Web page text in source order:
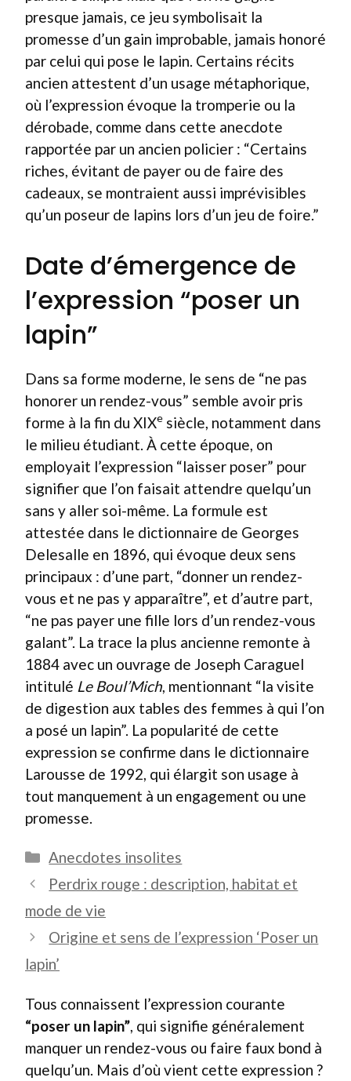
presque jamais, ce jeu symbolisait la
promesse d’un gain improbable, jamais honoré
par celui qui pose le lapin. Certains récits
ancien attestent d’un usage métaphorique,
où l’expression évoque la tromperie ou la
dérobade, comme dans cette anecdote
rapportée par un ancien policier : “Certains
riches, évitant de payer ou de faire des
cadeaux, se montraient aussi imprévisibles
qu’un poseur de lapins lors d’un jeu de foire.”
Date d’émergence de
l’expression “poser un
lapin”
Dans sa forme moderne, le sens de “ne pas
honorer un rendez-vous” semble avoir pris
forme à la fin du XIXe siècle, notamment dans
le milieu étudiant. À cette époque, on
employait l’expression “laisser poser” pour
signifier que l’on faisait attendre quelqu’un
sans y aller soi-même. La formule est
attestée dans le dictionnaire de Georges
Delesalle en 1896, qui évoque deux sens
principaux : d’une part, “donner un rendez-
vous et ne pas y apparaître”, et d’autre part,
“ne pas payer une fille lors d’un rendez-vous
galant”. La trace la plus ancienne remonte à
1884 avec un ouvrage de Joseph Caraguel
intitulé Le Boul’Mich , mentionnant “la visite
de digestion aux tables des femmes à qui l’on
a posé un lapin”. La popularité de cette
expression se confirme dans le dictionnaire
Larousse de 1992, qui élargit son usage à
tout manquement à un engagement ou une
promesse.
Catégories
Anecdotes insolites
Perdrix rouge : description, habitat et
mode de vie
Origine et sens de l’expression ‘Poser un
lapin’
Tous connaissent l’expression courante
“poser un lapin” , qui signifie généralement
manquer un rendez-vous ou faire faux bond à
quelqu’un. Mais d’où vient cette expression ?